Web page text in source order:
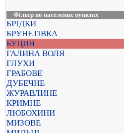
Фільтр по населених пунктах
БРІДКИ
БРУНЕТІВКА
БУЦИН
ГАЛИНА ВОЛЯ
ГЛУХИ
ГРАБОВЕ
ДУБЕЧНЕ
ЖУРАВЛИНЕ
КРИМНЕ
ЛЮБОХИНИ
МИЗОВЕ